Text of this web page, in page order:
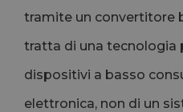
tramite un convertitore
tratta di una
dispositivi a basso
elettronica, non di un